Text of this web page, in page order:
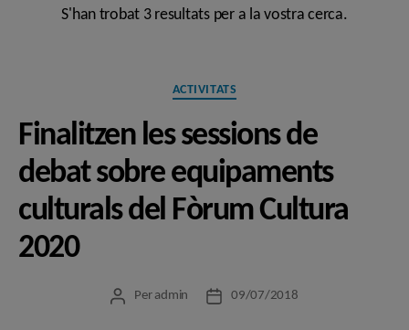
S'han trobat 3 resultats per a la vostra cerca.
Categories
ACTIVITATS
Finalitzen les sessions de
debat sobre equipaments
culturals del Fòrum Cultura
2020
Autor
Per admin
Data09/07/2018